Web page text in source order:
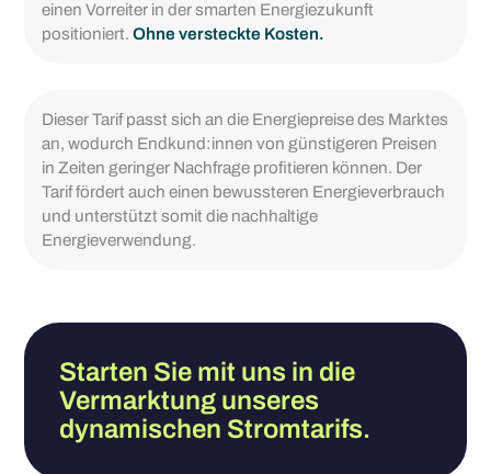
einen Vorreiter in der smarten Energiezukunft
positioniert.Ohne versteckte Kosten.
Dieser Tarif passt sich an die Energiepreise des Marktes
an, wodurch Endkund:innen von günstigeren Preisen
in Zeiten geringer Nachfrage profitieren können. Der
Tarif fördert auch einen bewussteren Energieverbrauch
und unterstützt somit die nachhaltige
Energieverwendung.
Starten Sie mit uns in die
Vermarktung unseres
dynamischen Stromtarifs.